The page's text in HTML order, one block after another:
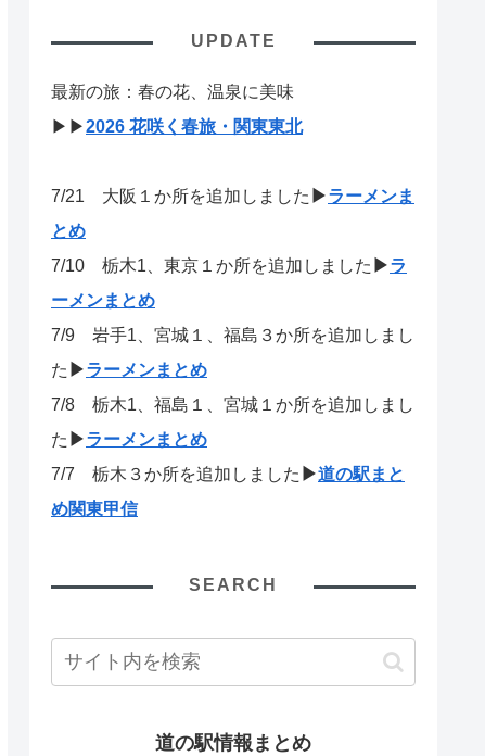
UPDATE
最新の旅：春の花、温泉に美味
▶▶2026 花咲く春旅・関東東北
7/21 大阪１か所を追加しました ▶ラーメンま
とめ
7/10 栃木1、東京１か所を追加しました ▶ラ
ーメンまとめ
7/9 岩手1、宮城１、福島３か所を追加しまし
た ▶ラーメンまとめ
7/8 栃木1、福島１、宮城１か所を追加しまし
た ▶ラーメンまとめ
7/7 栃木３か所を追加しました ▶道の駅まと
め関東甲信
SEARCH
道の駅情報まとめ